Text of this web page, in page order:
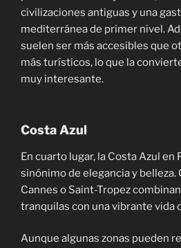
civilizaciones antiguas y una
mediterránea de primer nivel.
suelen ser más accesibles que
más turísticos, lo que la
muy interesante.
Costa Azul
En cuarto lugar, la Costa Azul en
sinónimo de elegancia y belleza.
Cannes o Saint-Tropez
tranquilas con una vibrante vida
Aunque algunas zonas pueden